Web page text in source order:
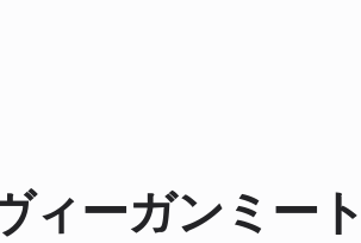
ィーガンミート